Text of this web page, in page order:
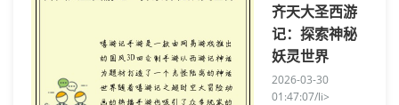
齐天大圣西游
记：探索神秘
妖灵世界
2026-03-30
01:47:07/li>